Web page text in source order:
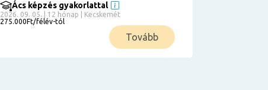
Ács képzés gyakorlattal
2026. 09. 05. | 12 hónap | Kecskemét
275.000Ft/félév-tól
Tovább